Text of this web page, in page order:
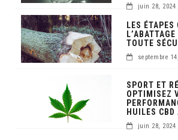
juin 28, 2024
LES ÉTAPES
L’ABATTAGE
TOUTE
septembre
SPORT ET
OPTIMISEZ
HUILES CBD
juin 28, 2024